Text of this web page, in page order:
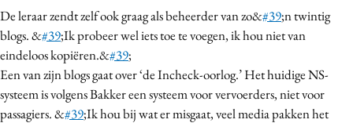
Diversiteit
Effectiviteit
Gedragsverandering
Influencer marketing
Interne communicatie
De leraar zendt zelf ook graag als beheerder van zo&#39;n twintig
blogs. &#39;Ik probeer wel iets toe te voegen, ik hou niet van
eindeloos kopiëren.&#39;
Een van zijn blogs gaat over ‘de Incheck-oorlog.’ Het huidige NS-
systeem is volgens Bakker een systeem voor vervoerders, niet voor
passagiers. &#39;Ik hou bij wat er misgaat, veel media pakken het